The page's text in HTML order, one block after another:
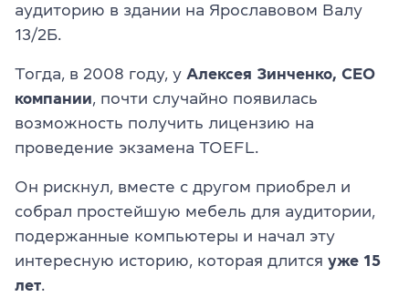
аудиторию в здании на Ярославовом Валу
13/2Б.
Тогда, в 2008 году, у Алексея Зинченко, СЕО
компании , почти случайно появилась
возможность получить лицензию на
проведение экзамена TOEFL.
Он рискнул, вместе с другом приобрел и
собрал простейшую мебель для аудитории,
подержанные компьютеры и начал эту
интересную историю, которая длится уже 15
лет